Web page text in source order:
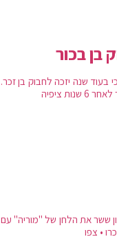
בן בכור
שנה יזכה לחבוק בן זכר.
ציפיה
ששר את הלחן של "מוריה" עם
• צפו